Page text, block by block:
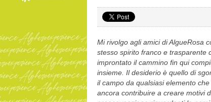
Mi rivolgo agli amici di AlgueRosa
stesso spirito franco e trasparente
improntato il cammino fin qui
insieme. Il desiderio è quello di
il campo da qualsiasi elemento che
ancora contribuire a creare motivi